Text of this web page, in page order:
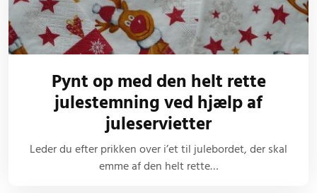
Pynt op med den helt rette
julestemning ved hjælp af
juleservietter
Leder du efter prikken over i’et til julebordet, der skal
emme af den helt rette…